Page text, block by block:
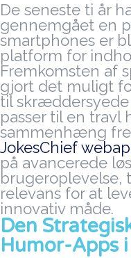
De seneste ti år
gennemgået en
smartphones er
platform for
Fremkomsten af
gjort det muligt
til
passer til en travl
sammenhæng
JokesChief
på avancerede
brugeroplevelse,
relevans for at
innovativ måde.
Den
Humor-Apps